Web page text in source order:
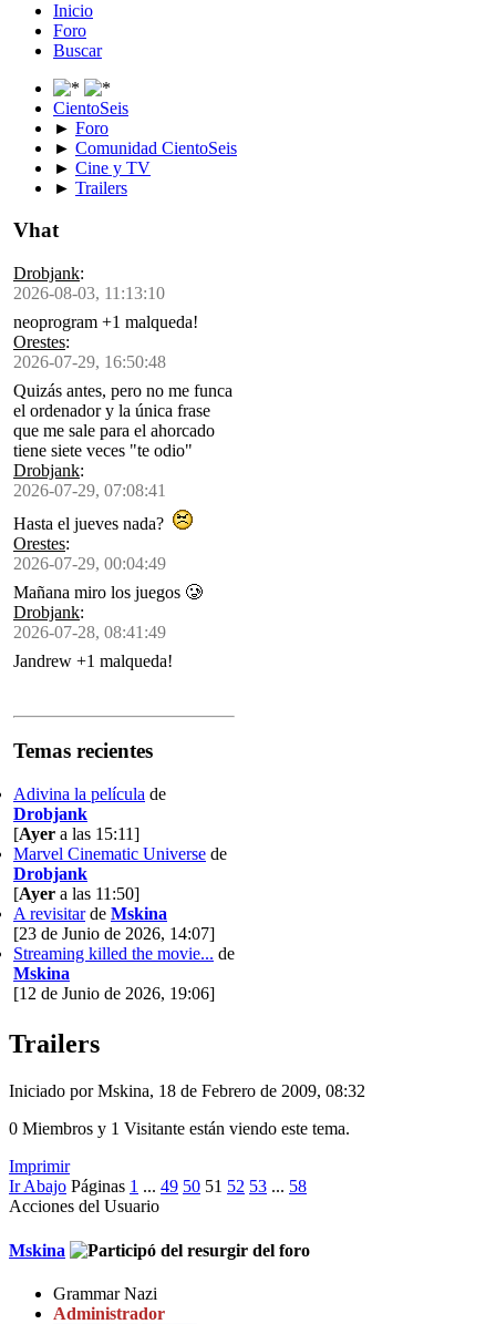
Inicio
Foro
Buscar
CientoSeis
► Foro
► Comunidad CientoSeis
► Cine y TV
► Trailers
Vhat
Drobjank:
2026-08-03, 11:13:10
neoprogram +1 malqueda!
Orestes:
2026-07-29, 16:50:48
Quizás antes, pero no me funca
el ordenador y la única frase
que me sale para el ahorcado
tiene siete veces "te odio"
Drobjank:
2026-07-29, 07:08:41
Hasta el jueves nada?
Orestes:
2026-07-29, 00:04:49
Mañana miro los juegos 🥲
Drobjank:
2026-07-28, 08:41:49
Jandrew +1 malqueda!
Temas recientes
Adivina la película de
Drobjank
[Ayer a las 15:11]
Marvel Cinematic Universe de
Drobjank
[Ayer a las 11:50]
A revisitarde Mskina
[23 de Junio de 2026, 14:07]
Streaming killed the movie... de
Mskina
[12 de Junio de 2026, 19:06]
Trailers
Iniciado por Mskina, 18 de Febrero de 2009, 08:32
0 Miembros y 1 Visitante están viendo este tema.
Imprimir
Ir Abajo Páginas 1 ... 49 50 51 52 53 ... 58
Acciones del Usuario
Mskina
Grammar Nazi
Administrador